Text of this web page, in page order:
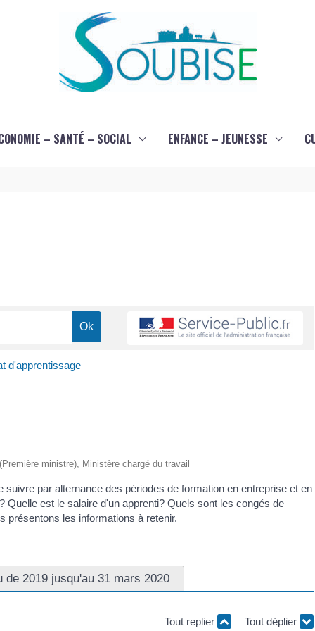
– SANTÉ – SOCIAL ENFANCE – JEUNESSE
d'apprentissage
ministre), Ministère chargé du travail
par alternance des périodes de formation en entreprise et en
Quelle est le salaire d'un apprenti? Quels sont les congés de
présentons les informations à retenir.
de 2019 jusqu'au 31 mars 2020
Tout replier Tout déplier